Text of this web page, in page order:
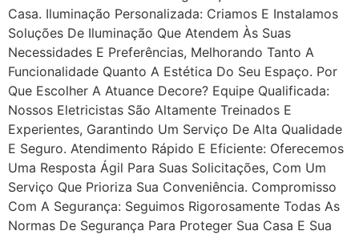
Casa. Iluminação Personalizada: Criamos E Instalamos
Soluções De Iluminação Que Atendem Às Suas
Necessidades E Preferências, Melhorando Tanto A
Funcionalidade Quanto A Estética Do Seu Espaço. Por
Que Escolher A Atuance Decore? Equipe Qualificada:
Nossos Eletricistas São Altamente Treinados E
Experientes, Garantindo Um Serviço De Alta Qualidade
E Seguro. Atendimento Rápido E Eficiente: Oferecemos
Uma Resposta Ágil Para Suas Solicitações, Com Um
Serviço Que Prioriza Sua Conveniência. Compromisso
Com A Segurança: Seguimos Rigorosamente Todas As
Normas De Segurança Para Proteger Sua Casa E Sua